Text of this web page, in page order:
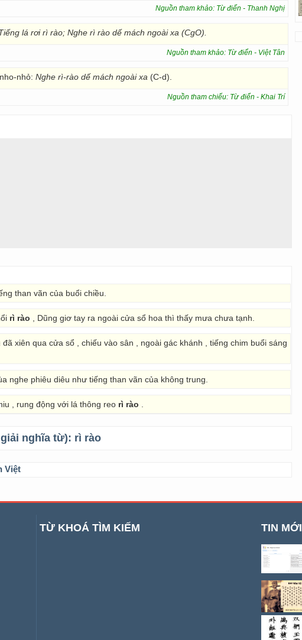
Nguồn tham khảo: Từ điển - Thanh Nghị
lá rơi rì rào; Nghe rì rào dế mách ngoài xa (CgO).
Nguồn tham khảo: Từ điển - Việt Tân
nhỏ: Nghe rì-rào dế mách ngoài xa (C-d).
Nguồn tham chiếu: Từ điển - Khai Trí
than vãn của buổi chiều.
rì rào , Dũng giơ tay ra ngoài cửa sổ hoa thì thấy mưa chưa tạnh.
xiên qua cửa sổ , chiếu vào sân , ngoài gác khánh , tiếng chim buổi sáng
nghe phiêu diêu như tiếng than vãn của không trung.
, rung động với lá thông reo rì rào
nghĩa từ): rì rào
Việt
TỪ KHOÁ TÌM KIẾM TIN MỚI